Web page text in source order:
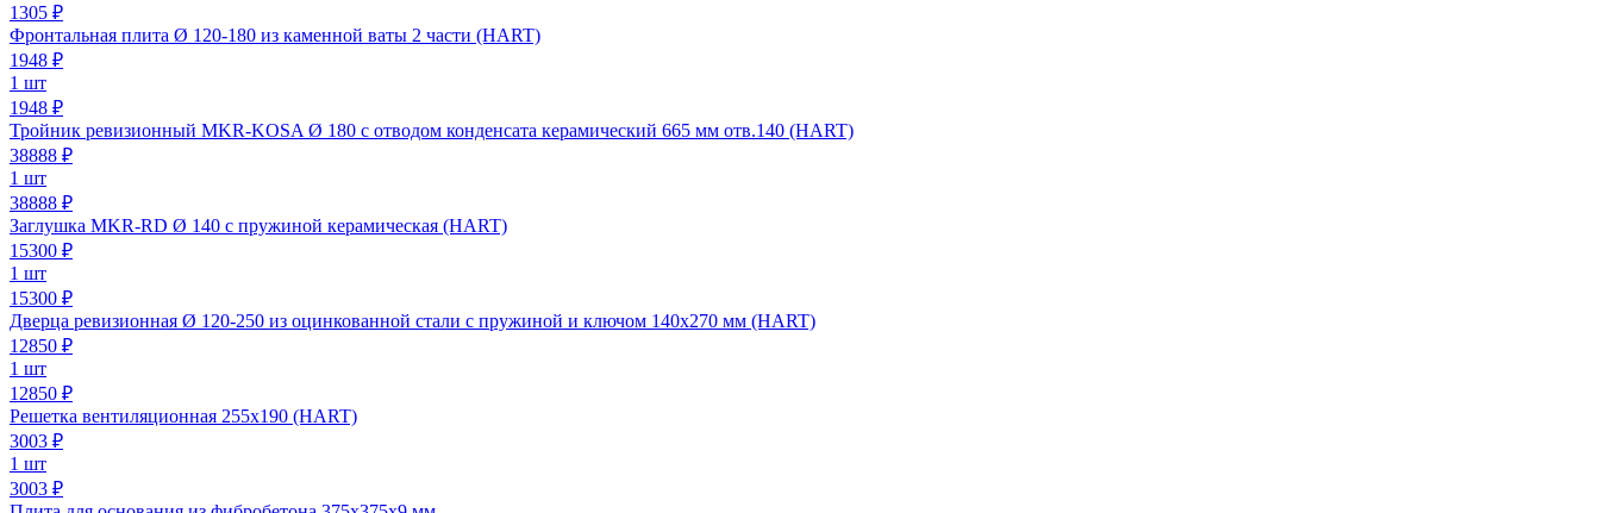
1305 ₽
Фронтальная плита Ø 120-180 из каменной ваты 2 части (HART)
1948 ₽
1 шт
1948 ₽
Тройник ревизионный MKR-KOSA Ø 180 с отводом конденсата керамический 665 мм отв.140 (HART)
38888 ₽
1 шт
38888 ₽
Заглушка MKR-RD Ø 140 с пружиной керамическая (HART)
15300 ₽
1 шт
15300 ₽
Дверца ревизионная Ø 120-250 из оцинкованной стали с пружиной и ключом 140х270 мм (HART)
12850 ₽
1 шт
12850 ₽
Решетка вентиляционная 255х190 (HART)
3003 ₽
1 шт
3003 ₽